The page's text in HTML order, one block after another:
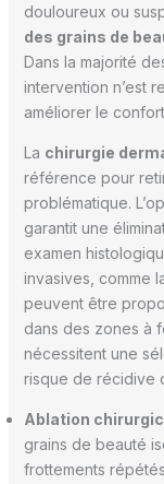
douloureux ou
des grains de
Dans la majorité
intervention n’est
améliorer le
La chirurgie
référence pour
problématique.
garantit une
examen
invasives, comme
peuvent être
dans des zones à
nécessitent une
risque de récidive
Ablation
grains de beauté
frottements